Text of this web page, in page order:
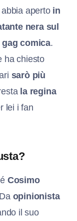
aperto in
nera sul
gag comica.
ha chiesto
sarò più
la regina
lei i fan
Cosimo
opinionista
il suo